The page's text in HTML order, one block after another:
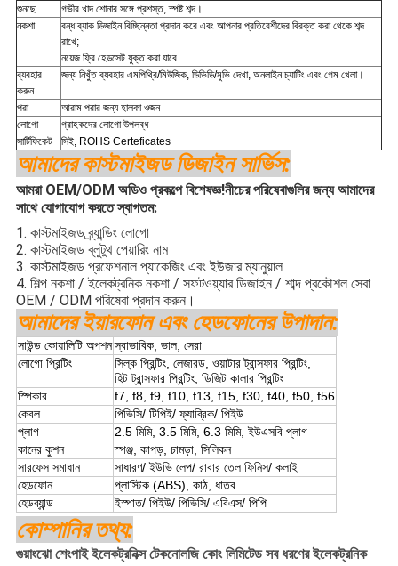
শুনছে
গভীর খাদ শোনার সঙ্গে প্রশস্ত, স্পষ্ট শব্দ।
নকশা
বন্ধ ব্যাক ডিজাইন বিচ্ছিন্নতা প্রদান করে এবং আপনার প্রতিবেশীদের বিরক্ত করা থেকে শব্দ
রাখে;
নয়েজ ফ্রি হেডসেট যুক্ত করা যাবে
ব্যবহার
করুন
জন্য নিখুঁত ব্যবহার এমপিথ্রি/মিউজিক, ডিভিডি/মুভি দেখা, অনলাইন চ্যাটিং এবং গেম খেলা।
পরা
আরাম পরার জন্য হালকা ওজন
লোগো
গ্রাহকদের লোগো উপলব্ধ
সার্টিফিকেট
সিই, ROHS Certeficates
আমাদের কাস্টমাইজড ডিজাইন সার্ভিস:
আমরা OEM/ODM অডিও প্রকল্পে বিশেষজ্ঞ!নীচের পরিষেবাগুলির জন্য আমাদের
সাথে যোগাযোগ করতে স্বাগতম:
1. কাস্টমাইজড ব্র্যান্ডিং লোগো
2. কাস্টমাইজড ব্লুটুথ পেয়ারিং নাম
3. কাস্টমাইজড প্রফেশনাল প্যাকেজিং এবং ইউজার ম্যানুয়াল
4. শিল্প নকশা / ইলেকট্রনিক নকশা / সফটওয়্যার ডিজাইন / শাব্দ প্রকৌশল সেবা
OEM / ODM পরিষেবা প্রদান করুন।
আমাদের ইয়ারফোন এবং হেডফোনের উপাদান:
সাউন্ড কোয়ালিটি অপশনস্বাভাবিক, ভাল, সেরা
লোগো প্রিন্টিং
সিল্ক প্রিন্টিং, লেজারড, ওয়াটার ট্রান্সফার প্রিন্টিং,
হিট ট্রান্সফার প্রিন্টিং, ডিজিট কালার প্রিন্টিং
স্পিকার
f7, f8, f9, f10, f13, f15, f30, f40, f50, f56
কেবল
পিভিসি/ টিপিই/ ফ্যাব্রিক/ পিইউ
প্লাগ
2.5 মিমি, 3.5 মিমি, 6.3 মিমি, ইউএসবি প্লাগ
কানের কুশন
স্পঞ্জ, কাপড়, চামড়া, সিলিকন
সারফেস সমাধান
সাধারণ/ ইউভি লেপ/ রাবার তেল ফিনিস/ কলাই
হেডফোন
প্লাস্টিক (ABS), কাঠ, ধাতব
হেডব্যান্ড
ইস্পাত/ পিইউ/ পিভিসি/ এবিএস/ পিপি
কোম্পানির তথ্য:
গুয়াংঝো শেংপাই ইলেকট্রনিক্স টেকনোলজি কোং লিমিটেড সব ধরণের ইলেকট্রনিক